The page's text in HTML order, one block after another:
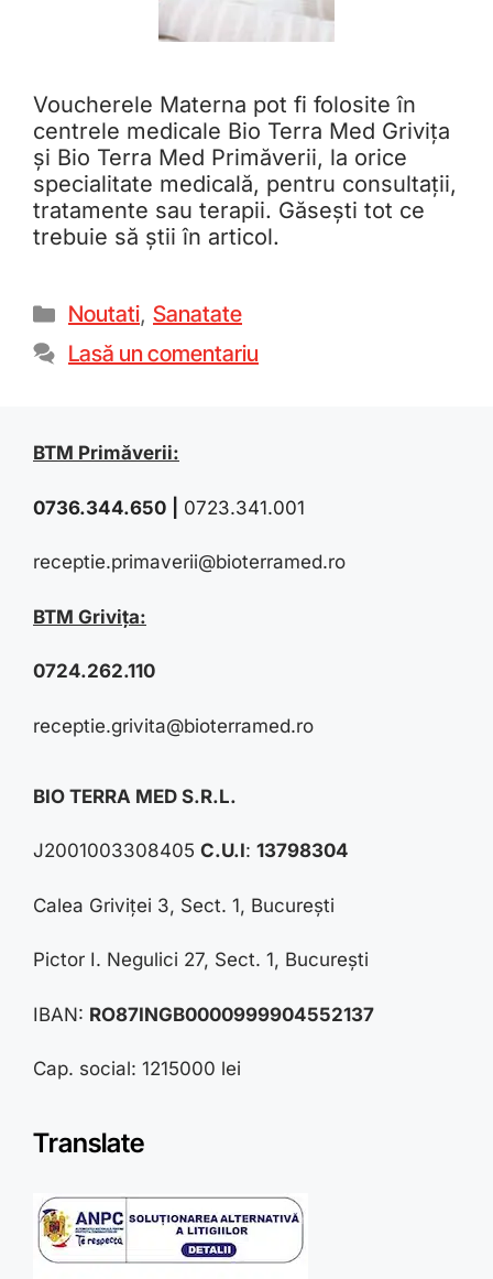
Voucherele Materna pot fi folosite în
centrele medicale Bio Terra Med Grivița
și Bio Terra Med Primăverii, la orice
specialitate medicală, pentru consultații,
tratamente sau terapii. Găsești tot ce
trebuie să știi în articol.
Noutati, Sanatate
Lasă un comentariu
BTM Primăverii:
0736.344.650 0723.341.001
receptie.primaverii@bioterramed.ro
BTM Grivița:
0724.262.110
receptie.grivita@bioterramed.ro
BIO TERRA MED S.R.L.
J2001003308405 C.U.I: 13798304
Calea Griviței 3, Sect. 1, București
Pictor I. Negulici 27, Sect. 1, București
IBAN: RO87INGB0000999904552137
Cap. social: 1215000 lei
Translate